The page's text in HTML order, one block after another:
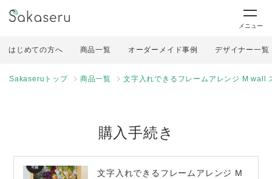
メニュー
はじめての方へ 商品一覧 オーダーメイド事例 デザイナー一覧
Sakaseruトップ 商品一覧 文字入れできるフレームアレンジ M wall
購入手続き
文字入れできるフレームアレンジ M